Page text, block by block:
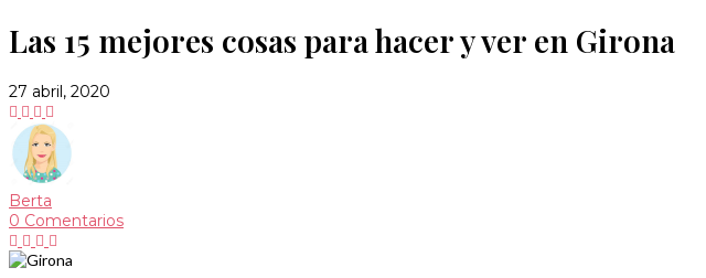
Las 15 mejores cosas para hacer y ver en Girona
27 abril, 2020
Berta
0 Comentarios